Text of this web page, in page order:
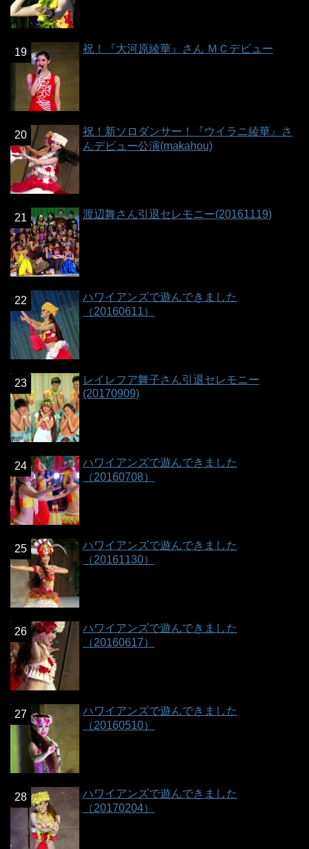
祝！『大河原綾華』さん ＭＣデビュー
祝！新ソロダンサー！『ウイラニ綾華』さ
んデビュー公演(makahou)
渡辺舞さん引退セレモニー(20161119)
ハワイアンズで遊んできました
（20160611）
レイレフア舞子さん引退セレモニー
(20170909)
ハワイアンズで遊んできました
（20160708）
ハワイアンズで遊んできました
（20161130）
ハワイアンズで遊んできました
（20160617）
ハワイアンズで遊んできました
（20160510）
ハワイアンズで遊んできました
（20170204）